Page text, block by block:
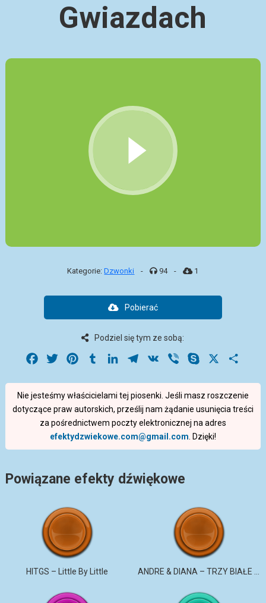
Gwiazdach
Kategorie:Dzwonki - 94 - 1
Pobierać
Podziel się tym ze sobą:
Facebook
Twitter PinterestTumblrLinkedInTelegram
VK Viber Skype
Nie jesteśmy właścicielami tej piosenki. Jeśli masz roszczenie
dotyczące praw autorskich, prześlij nam żądanie usunięcia treści
za pośrednictwem poczty elektronicznej na adres
efektydzwiekowe.com@gmail.com . Dzięki!
Powiązane efekty dźwiękowe
HITGS – Little By Little